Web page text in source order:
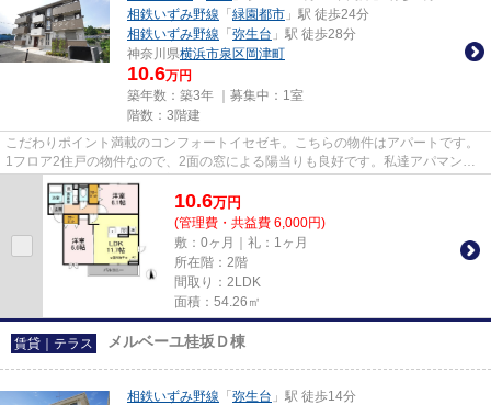
相鉄いずみ野線 「 緑園都市 」駅 徒歩24分
相鉄いずみ野線 「 弥生台 」駅 徒歩28分
神奈川県横浜市泉区 岡津町
10.6万円
築年数：築3年 ｜募集中： 1室
階数：3階建
こだわりポイント満載のコンフォートイセゼキ。こちらの物件はアパートです。
1フロア2住戸の物件なので、2面の窓による陽当りも良好です。私達アパマンメ
イトには、経験と知識が豊富な...
10.6万円
(管理費・共益費 6,000円)
敷：0ヶ月｜礼：1ヶ月
所在階：2階
間取り：2LDK
面積：54.26㎡
賃貸｜テラス メルベーユ桂坂Ｄ棟
相鉄いずみ野線 「 弥生台 」駅 徒歩14分